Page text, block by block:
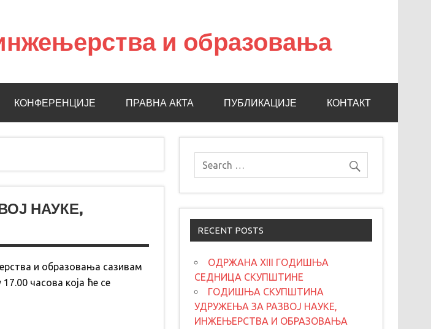
и образовања
КОНФЕРЕНЦИЈЕ ПРАВНА АКТА ПУБЛИКАЦИЈЕ КОНТАКТ
НАУКЕ,
и образовања сазивам
часова која ће се
RECENT POSTS
ОДРЖАНА XIII ГОДИШЊА
СЕДНИЦА СКУПШТИНЕ
ГОДИШЊА СКУПШТИНА
УДРУЖЕЊА ЗА РАЗВОЈ НАУКЕ,
ИНЖЕЊЕРСТВА И ОБРАЗОВАЊА